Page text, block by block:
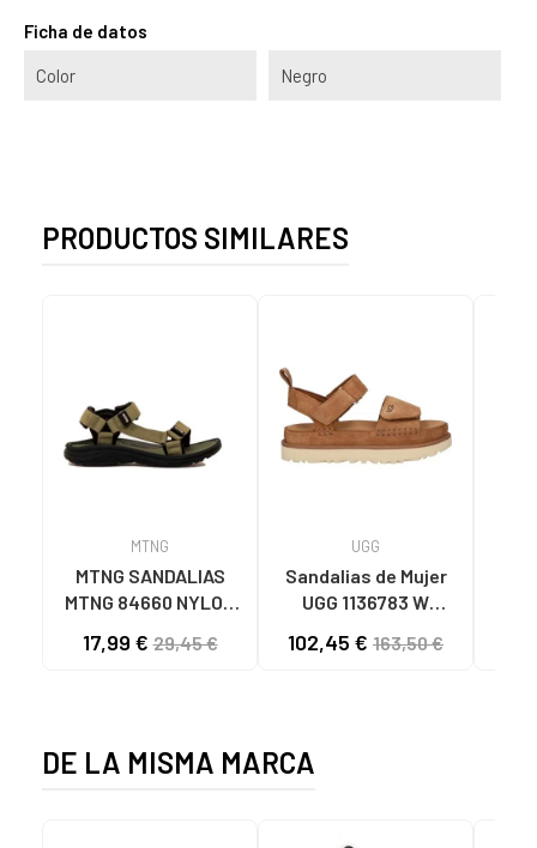
Ficha de datos
Color Negro
PRODUCTOS SIMILARES
MTNG
MTNG SANDALIAS
MTNG 84660 NYLON
C59785 - - NYLON
17,99 €29,45 €
UGG
Sandalias de Mujer
UGG 1136783 W
CHESTNUT
102,45 € 163,50 €
DE LA MISMA MARCA